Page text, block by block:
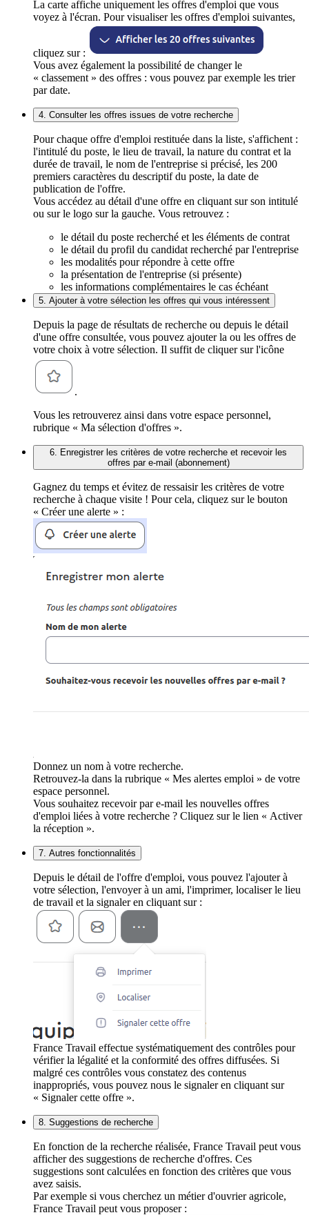
La carte affiche uniquement les offres d'emploi que vous
voyez à l'écran. Pour visualiser les offres d'emploi suivantes,
cliquez sur :
Vous avez également la possibilité de changer le
« classement » des offres : vous pouvez par exemple les trier
par date.
4. Consulter les offres issues de votre recherche
Pour chaque offre d'emploi restituée dans la liste, s'affichent :
l'intitulé du poste, le lieu de travail, la nature du contrat et la
durée de travail, le nom de l'entreprise si précisé, les 200
premiers caractères du descriptif du poste, la date de
publication de l'offre.
Vous accédez au détail d'une offre en cliquant sur son intitulé
ou sur le logo sur la gauche. Vous retrouvez :
le détail du poste recherché et les éléments de contrat
le détail du profil du candidat recherché par l'entreprise
les modalités pour répondre à cette offre
la présentation de l'entreprise (si présente)
les informations complémentaires le cas échéant
5. Ajouter à votre sélection les offres qui vous intéressent
Depuis la page de résultats de recherche ou depuis le détail
d'une offre consultée, vous pouvez ajouter la ou les offres de
votre choix à votre sélection. Il suffit de cliquer sur l'icône
.
Vous les retrouverez ainsi dans votre espace personnel,
rubrique « Ma sélection d'offres ».
6. Enregistrer les critères de votre recherche et recevoir les
offres par e-mail (abonnement)
Gagnez du temps et évitez de ressaisir les critères de votre
recherche à chaque visite ! Pour cela, cliquez sur le bouton
« Créer une alerte » :
Donnez un nom à votre recherche.
Retrouvez-la dans la rubrique « Mes alertes emploi » de votre
espace personnel.
Vous souhaitez recevoir par e-mail les nouvelles offres
d'emploi liées à votre recherche ? Cliquez sur le lien « Activer
la réception ».
7. Autres fonctionnalités
Depuis le détail de l'offre d'emploi, vous pouvez l'ajouter à
votre sélection, l'envoyer à un ami, l'imprimer, localiser le lieu
de travail et la signaler en cliquant sur :
France Travail effectue systématiquement des contrôles pour
vérifier la légalité et la conformité des offres diffusées. Si
malgré ces contrôles vous constatez des contenus
inappropriés, vous pouvez nous le signaler en cliquant sur
« Signaler cette offre ».
8. Suggestions de recherche
En fonction de la recherche réalisée, France Travail peut vous
afficher des suggestions de recherche d'offres. Ces
suggestions sont calculées en fonction des critères que vous
avez saisis.
Par exemple si vous cherchez un métier d'ouvrier agricole,
France Travail peut vous proposer :